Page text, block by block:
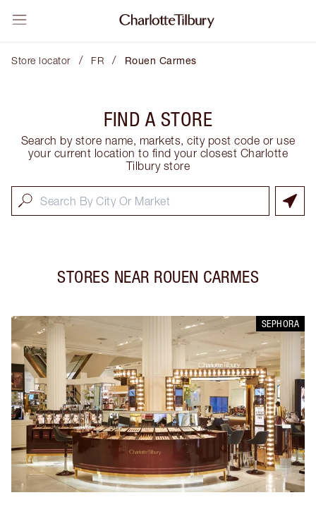
Store locator / FR / Rouen Carmes
FIND A STORE
Search by store name, markets, city post code or use
your current location to find your closest Charlotte
Tilbury store
STORES NEAR ROUEN CARMES
SEPHORA